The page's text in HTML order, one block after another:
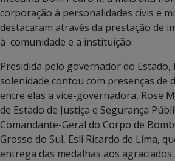
corporação à personalidades civis e
destacaram através da prestação de
à comunidade e a instituição.
Presidida pelo governador do Estado,
solenidade contou com presenças de
entre elas a vice-governadora, Rose
de Estado de Justiça e Segurança
Comandante-Geral do Corpo de
Grosso do Sul, Esli Ricardo de Lima,
entrega das medalhas aos agraciados.